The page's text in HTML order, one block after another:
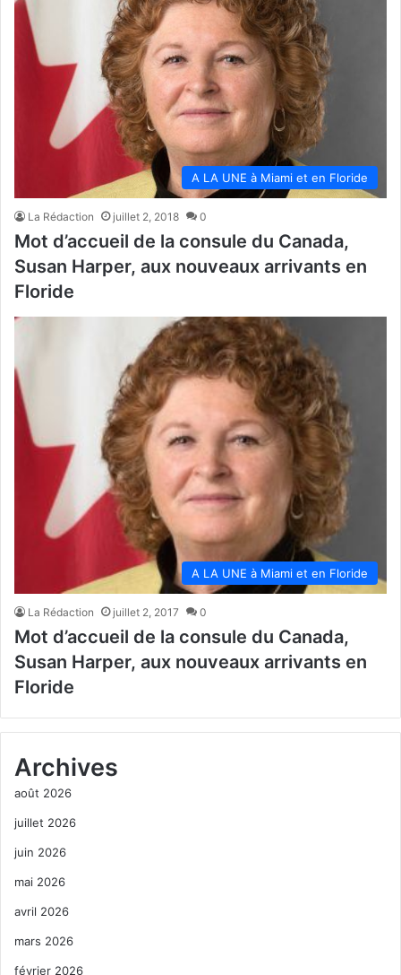
A LA UNE à Miami et en Floride
La Rédaction juillet 2, 2018 0
Mot d’accueil de la consule du Canada,
Susan Harper, aux nouveaux arrivants en
Floride
A LA UNE à Miami et en Floride
La Rédaction juillet 2, 2017 0
Mot d’accueil de la consule du Canada,
Susan Harper, aux nouveaux arrivants en
Floride
Archives
août 2026
juillet 2026
juin 2026
mai 2026
avril 2026
mars 2026
février 2026